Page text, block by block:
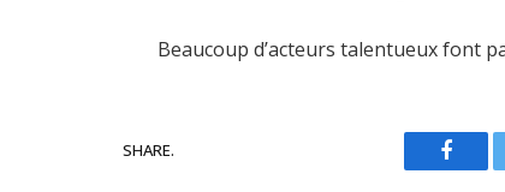
Beaucoup d’acteurs talentueux font
SHARE.